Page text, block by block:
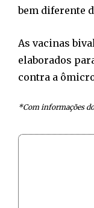
bem diferente
As vacinas
elaborados
contra a
*Com informações do